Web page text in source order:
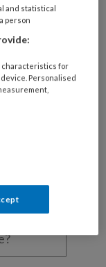
Log dan in
and statistical
person
characteristics for
Personalised